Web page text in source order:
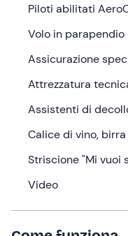
sorprendi la
Cosa faremo
Il ritrovo sarà in
pilota vi spiegherà le
parte
indosserete l'
passi di rincorsa in
La durata del volo può
seconda delle
Piloti abilitati
Volo in
Assicurazione
Attrezzatura
Assistenti di
Calice di vino,
Striscione "Mi vuoi
Video